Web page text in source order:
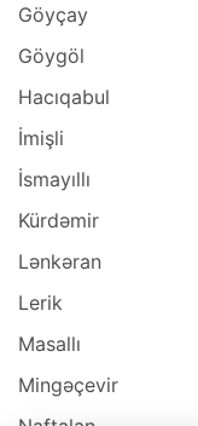
Göyçay
Göygöl
Hacıqabul
İmişli
İsmayıllı
Kürdəmir
Lənkəran
Lerik
Masallı
Mingəçevir